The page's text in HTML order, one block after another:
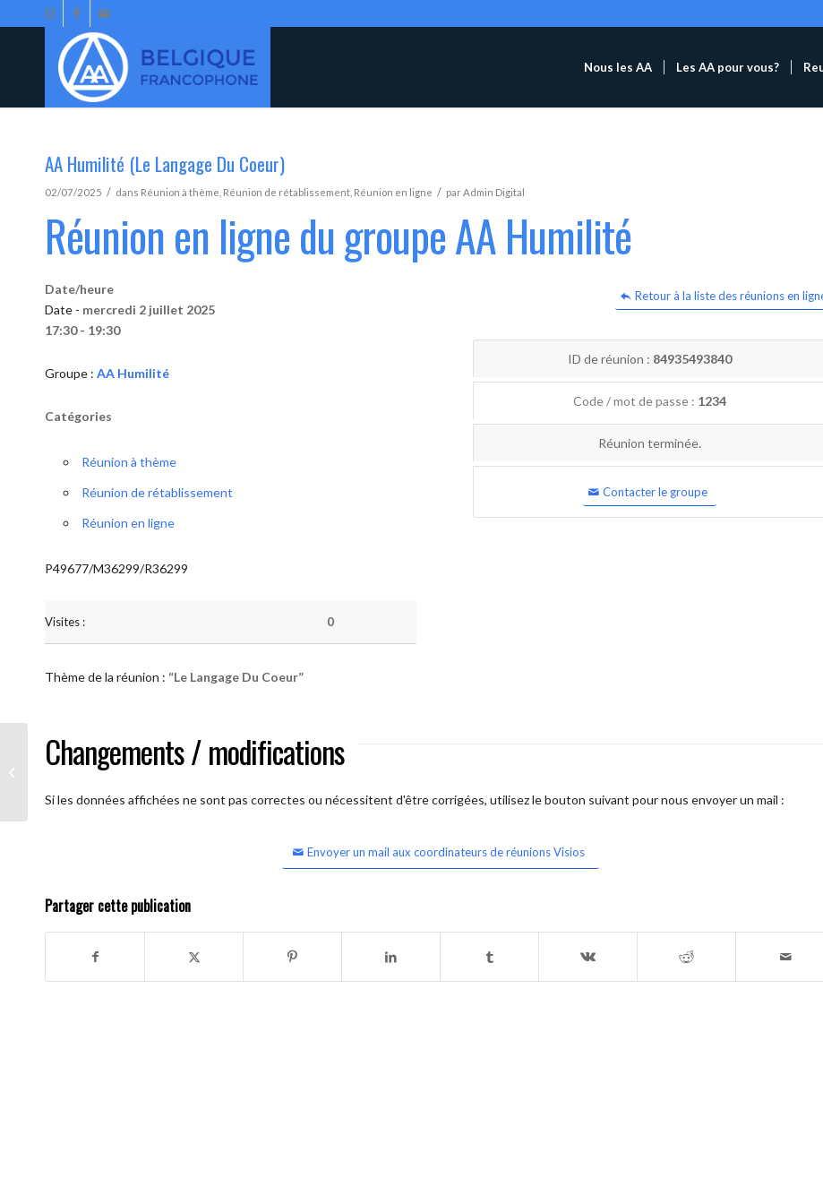
Nous les AA Les AA pour vous?
AA Humilité (Le Langage Du Coeur)
02/07/2025 / dans Réunion à thème Réunion de rétablissement Réunion en ligne / parAdmin Digital
Réunion en ligne du groupe AA Humilité
Retour à la liste des réunions en
Date/heure
Date - mercredi 2 juillet 2025
17:30 - 19:30
Groupe : AA Humilité
Catégories
Réunion à thème
Réunion de rétablissement
Réunion en ligne
P49677/M36299/R36299
Visites : 0
ID de réunion : 84935493840
Code / mot de passe : 1234
Réunion terminée.
Contacter le groupe
Thème de la réunion : “Le Langage Du Coeur”
Changements / modifications
Si les données affichées ne sont pas correctes ou nécessitent d'être corrigées, utilisez le bouton suivant pour nous envoyer un mail :
Envoyer un mail aux coordinateurs de réunions Visios
Partager cette publication
AA Humilité (Le Langage Du Coeur)